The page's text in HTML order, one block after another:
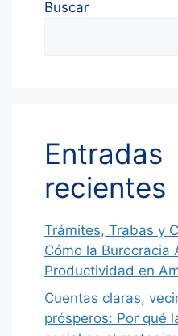
Buscar
Entradas
recientes
Trámites, Trabas y
Cómo la Burocracia
Productividad en
Cuentas claras,
prósperos: Por qué